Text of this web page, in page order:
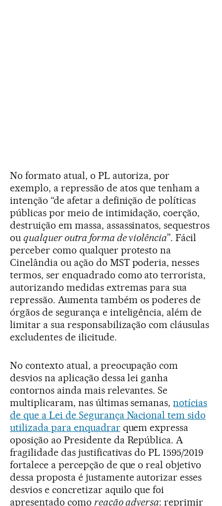
No formato atual, o PL autoriza, por
exemplo, a repressão de atos que tenham a
intenção “de afetar a definição de políticas
públicas por meio de intimidação, coerção,
destruição em massa, assassinatos, sequestros
ou qualquer outra forma de violência”. Fácil
perceber como qualquer protesto na
Cinelândia ou ação do MST poderia, nesses
termos, ser enquadrado como ato terrorista,
autorizando medidas extremas para sua
repressão. Aumenta também os poderes de
órgãos de segurança e inteligência, além de
limitar a sua responsabilização com cláusulas
excludentes de ilicitude.
No contexto atual, a preocupação com
desvios na aplicação dessa lei ganha
contornos ainda mais relevantes. Se
multiplicaram, nas últimas semanas,notícias
de que a Lei de Segurança Nacional tem sido
utilizada para enquadrarquem expressa
oposição ao Presidente da República. A
fragilidade das justificativas do PL 1595/2019
fortalece a percepção de que o real objetivo
dessa proposta é justamente autorizar esses
desvios e concretizar aquilo que foi
apresentado como reação adversa: reprimir